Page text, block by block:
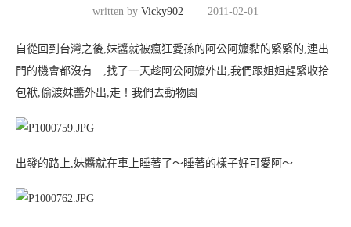
written by Vicky902 2011-02-01
自從回到台灣之後,妹醬就被瘋狂愛孫的阿公阿嬤黏的緊緊的,連出
門的機會都沒有…,找了一天趁阿公阿嬤外出,我們跟姐姐趕緊收拾
包袱,偷渡妹醬外出,走！我們去動物園
出發的路上,妹醬就在車上睡著了～睡著的樣子好可愛阿～